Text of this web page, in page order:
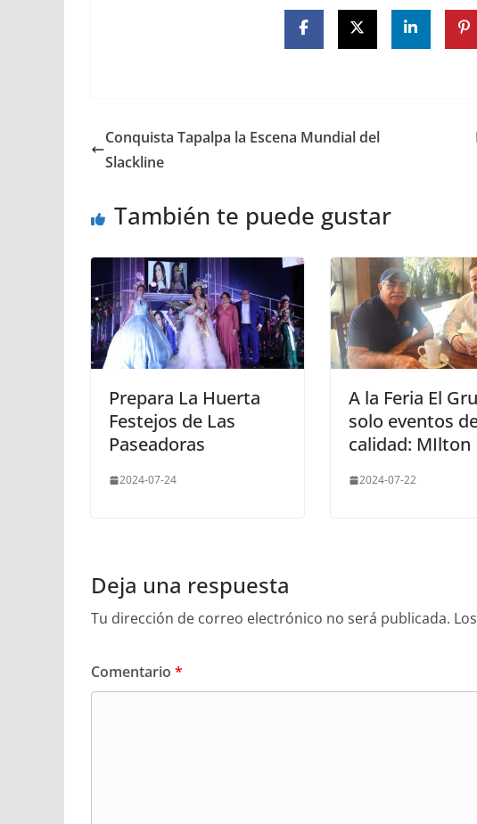
Conquista Tapalpa la Escena Mundial del
Slackline
También te puede gustar
Prepara La Huerta
Festejos de Las
Paseadoras
2024-07-24
A la Feria El
solo eventos
calidad: MIlton
2024-07-22
Deja una respuesta
Tu dirección de correo electrónico no será publicada.
Comentario *